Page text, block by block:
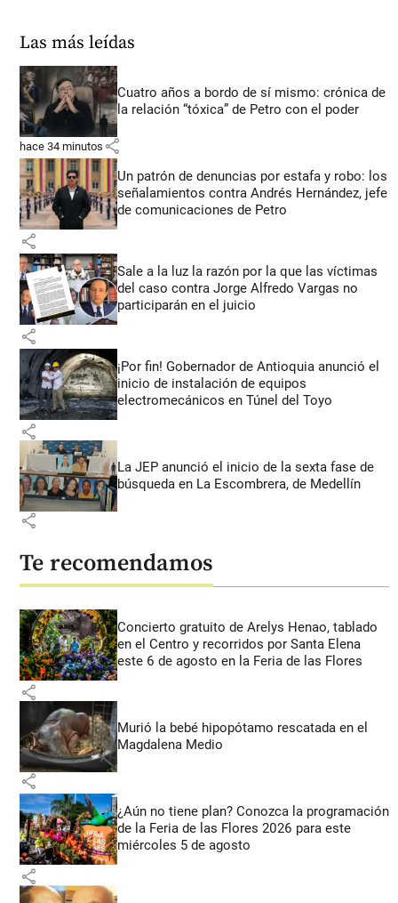
Las más leídas
Cuatro años a bordo de sí mismo: crónica de
la relación “tóxica” de Petro con el poder
hace 34 minutos share
Un patrón de denuncias por estafa y robo: los
señalamientos contra Andrés Hernández, jefe
de comunicaciones de Petro
share
Sale a la luz la razón por la que las víctimas
del caso contra Jorge Alfredo Vargas no
participarán en el juicio
share
¡Por fin! Gobernador de Antioquia anunció el
inicio de instalación de equipos
electromecánicos en Túnel del Toyo
share
La JEP anunció el inicio de la sexta fase de
búsqueda en La Escombrera, de Medellín
share
Te recomendamos
Concierto gratuito de Arelys Henao, tablado
en el Centro y recorridos por Santa Elena
este 6 de agosto en la Feria de las Flores
share
Murió la bebé hipopótamo rescatada en el
Magdalena Medio
share
¿Aún no tiene plan? Conozca la programación
de la Feria de las Flores 2026 para este
miércoles 5 de agosto
share